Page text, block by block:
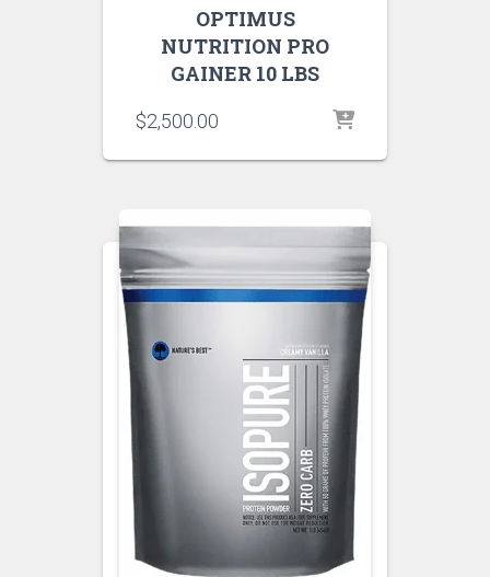
OPTIMUS
NUTRITION PRO
GAINER 10 LBS
$2,500.00